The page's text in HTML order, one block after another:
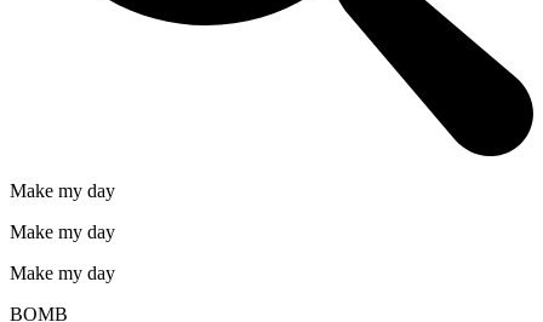
Make my day
Make my day
Make my day
BOMB